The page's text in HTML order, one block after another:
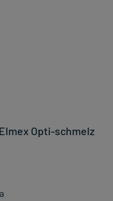
Opti-schmelz